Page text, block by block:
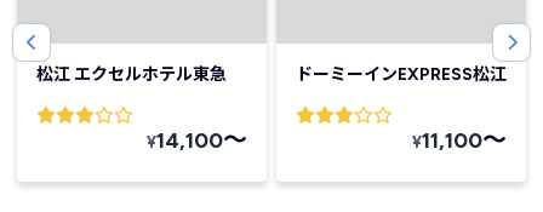
松江 エクセルホテル東急
¥14,100〜
ドーミーインEXPRESS松江
¥11,100〜